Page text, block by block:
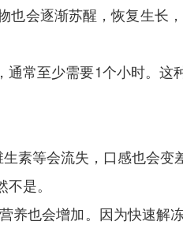
会逐渐苏醒，恢复生长
常至少需要1个小时。
素等会流失，口感也会变差
是。
也会增加。因为快速解